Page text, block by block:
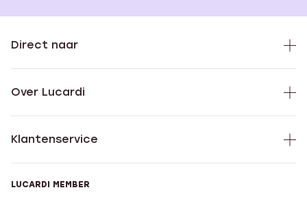
Direct naar
Over Lucardi
Klantenservice
LUCARDI MEMBER